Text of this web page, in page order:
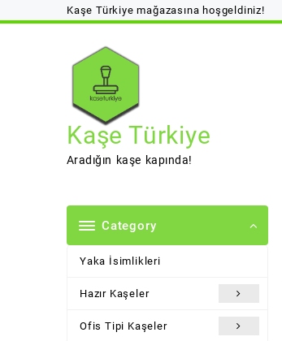
to
Kaşe Türkiye mağazasına hoşgeldiniz!
Kaşe Türkiye
Aradığın kaşe kapında!
Category
Yaka İsimlikleri
Hazır Kaşeler
Ofis Tipi Kaşeler